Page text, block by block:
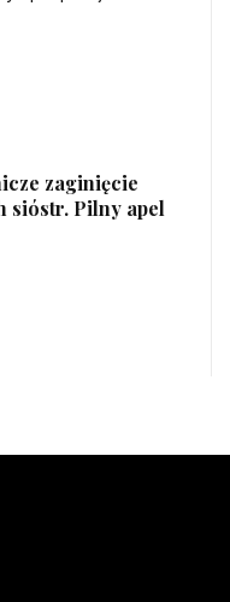
zaginięcie
sióstr. Pilny apel